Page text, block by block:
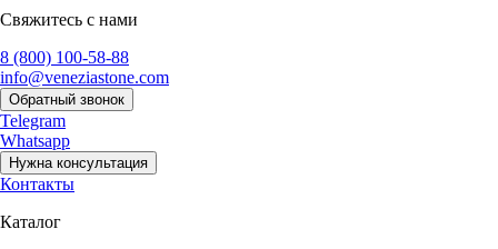
Свяжитесь с нами
8 (800) 100-58-88
info@veneziastone.com
Обратный звонок
Telegram
Whatsapp
Нужна консультация
Контакты
Каталог